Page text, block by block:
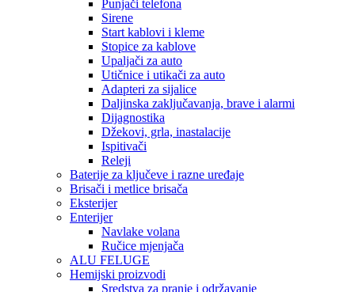
Punjači telefona
Sirene
Start kablovi i kleme
Stopice za kablove
Upaljači za auto
Utičnice i utikači za auto
Adapteri za sijalice
Daljinska zaključavanja, brave i alarmi
Dijagnostika
Džekovi, grla, inastalacije
Ispitivači
Releji
Baterije za ključeve i razne uređaje
Brisači i metlice brisača
Eksterijer
Enterijer
Navlake volana
Ručice mjenjača
ALU FELUGE
Hemijski proizvodi
Sredstva za pranje i održavanje